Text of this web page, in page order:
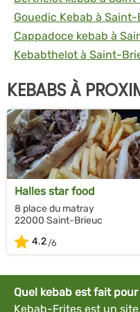
Gouedic Kebab à
Cappadoce kebab à
Kebabthelot à Saint-
KEBABS À
Halles star food
8 place du matray
22000 Saint-Brieuc
4.2
Quel kebab est fait
Kebab-Frites est un